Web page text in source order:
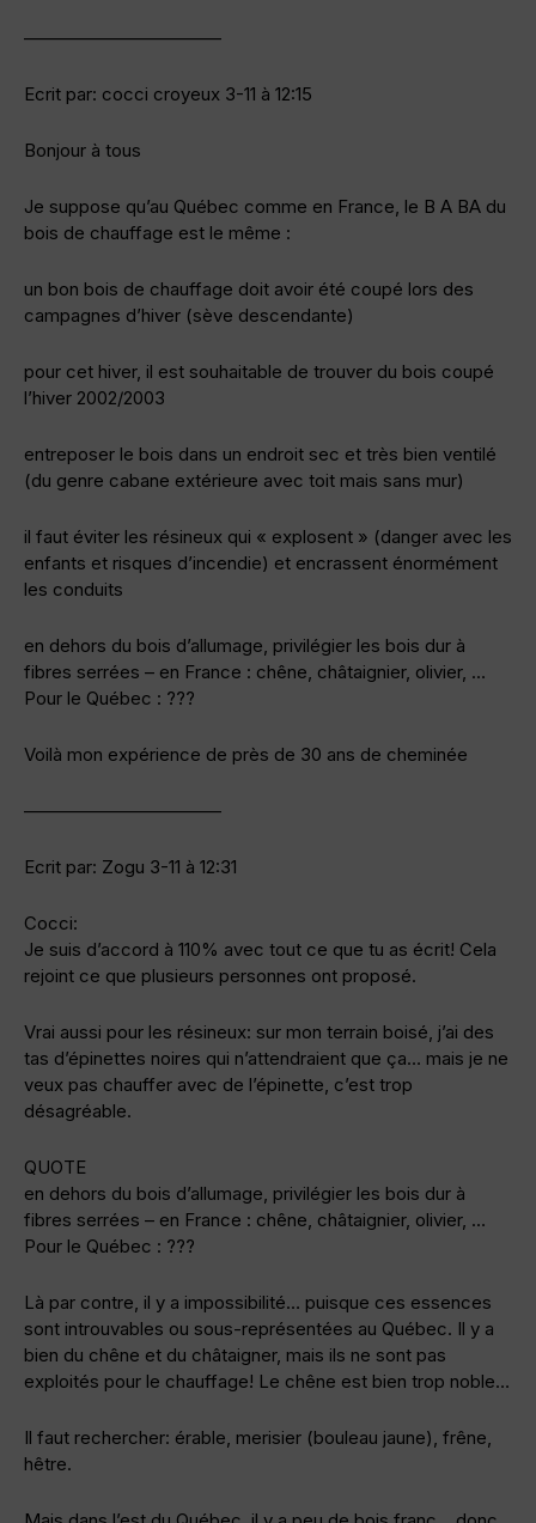
———————————
Ecrit par: cocci croyeux 3-11 à 12:15
Bonjour à tous
Je suppose qu’au Québec comme en France, le B A BA du
bois de chauffage est le même :
un bon bois de chauffage doit avoir été coupé lors des
campagnes d’hiver (sève descendante)
pour cet hiver, il est souhaitable de trouver du bois coupé
l’hiver 2002/2003
entreposer le bois dans un endroit sec et très bien ventilé
(du genre cabane extérieure avec toit mais sans mur)
il faut éviter les résineux qui « explosent » (danger avec les
enfants et risques d’incendie) et encrassent énormément
les conduits
en dehors du bois d’allumage, privilégier les bois dur à
fibres serrées – en France : chêne, châtaignier, olivier, …
Pour le Québec : ???
Voilà mon expérience de près de 30 ans de cheminée
———————————
Ecrit par: Zogu 3-11 à 12:31
Cocci:
Je suis d’accord à 110% avec tout ce que tu as écrit! Cela
rejoint ce que plusieurs personnes ont proposé.
Vrai aussi pour les résineux: sur mon terrain boisé, j’ai des
tas d’épinettes noires qui n’attendraient que ça… mais je ne
veux pas chauffer avec de l’épinette, c’est trop
désagréable.
QUOTE
en dehors du bois d’allumage, privilégier les bois dur à
fibres serrées – en France : chêne, châtaignier, olivier, …
Pour le Québec : ???
Là par contre, il y a impossibilité… puisque ces essences
sont introuvables ou sous-représentées au Québec. Il y a
bien du chêne et du châtaigner, mais ils ne sont pas
exploités pour le chauffage! Le chêne est bien trop noble…
Il faut rechercher: érable, merisier (bouleau jaune), frêne,
hêtre.